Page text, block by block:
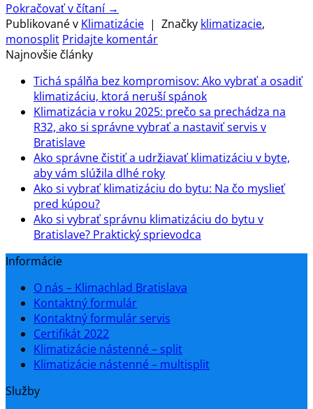
Pokračovať v čítaní →
Publikované v Klimatizácie | Značky klimatizacie,
monosplit Pridajte komentár
Najnovšie články
Tichá spálňa bez kompromisov: Ako vybrať a osadiť
klimatizáciu, ktorá neruší spánok
Klimatizácia v roku 2025: prečo sa prechádza na
R32, ako si správne vybrať a nastaviť servis v
Bratislave
Ako správne čistiť a udržiavať klimatizáciu v byte,
aby vám slúžila dlhé roky
Ako si vybrať klimatizáciu do bytu: Na čo myslieť
pred kúpou?
Ako si vybrať správnu klimatizáciu do bytu v
Bratislave? Praktický sprievodca
Informácie
O nás – Klimachlad Bratislava
Kontaktný formulár
Kontaktný formulár servis
Certifikát 2022
Klimatizácie nástenné – split
Klimatizácie nástenné – multisplit
Služby